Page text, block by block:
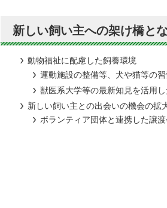
新しい飼い主への架け橋と
動物福祉に配慮した飼養環境
運動施設の整備等、犬や猫等の
獣医系大学等の最新知見を活用
新しい飼い主との出会いの機会の拡
ボランティア団体と連携した譲渡